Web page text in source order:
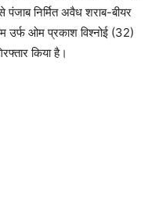
पंजाब निर्मित अवैध शराब-बीयर
उर्फ ओम प्रकाश विश्नोई (32)
किया है।